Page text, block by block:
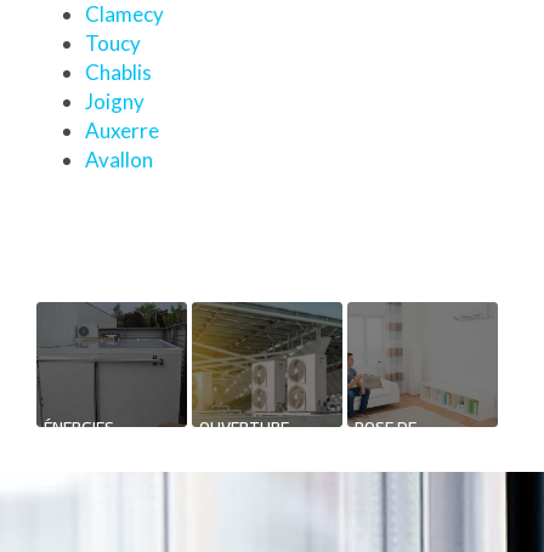
Clamecy
Toucy
Chablis
Joigny
Auxerre
Avallon
ÉNERGIES OUVERTURE
SUPPORT DE
COMMUNICATION
POSE DE
RÉVERSIBLE